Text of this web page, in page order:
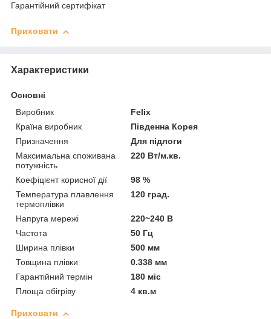
Гарантійний сертифікат
Приховати
Характеристики
Основні
Виробник
Felix
Країна виробник
Південна Корея
Призначення
Для підлоги
Максимальна споживана
потужність
220 Вт/м.кв.
Коефіцієнт корисної дії
98 %
Температура плавлення
термоплівки
120 град.
Напруга мережі
220~240 В
Частота
50 Гц
Ширина плівки
500 мм
Товщина плівки
0.338 мм
Гарантійний термін
180 міс
Площа обігріву
4 кв.м
Приховати